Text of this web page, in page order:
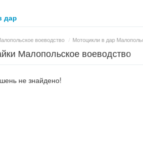
дар
воеводство / Мотоцикли в дар
Малопольское воеводство
не знайдено!